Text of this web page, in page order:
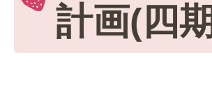
計画(四